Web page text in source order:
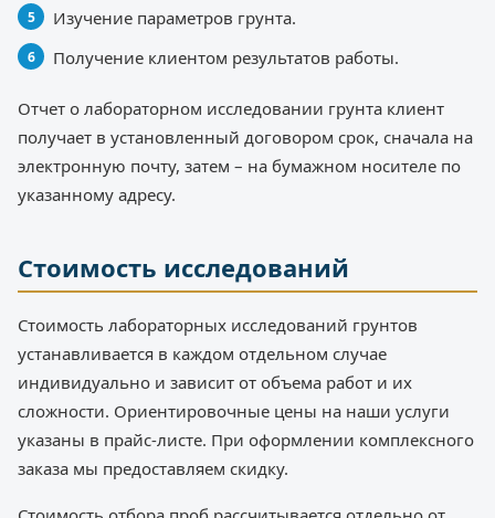
Изучение параметров грунта.
Получение клиентом результатов работы.
Отчет о лабораторном исследовании грунта клиент
получает в установленный договором срок, сначала на
электронную почту, затем – на бумажном носителе по
указанному адресу.
Стоимость исследований
Стоимость лабораторных исследований грунтов
устанавливается в каждом отдельном случае
индивидуально и зависит от объема работ и их
сложности. Ориентировочные цены на наши услуги
указаны в прайс-листе. При оформлении комплексного
заказа мы предоставляем скидку.